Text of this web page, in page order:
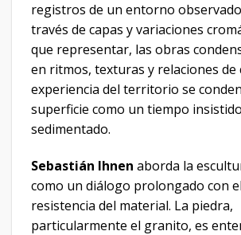
registros de un entorno
través de capas y variaciones
que representar, las obras
en ritmos, texturas y relaciones de
experiencia del territorio se
superficie como un tiempo
sedimentado.
Sebastián Ihnen aborda la
como un diálogo prolongado con
resistencia del material. La piedra,
particularmente el granito, es